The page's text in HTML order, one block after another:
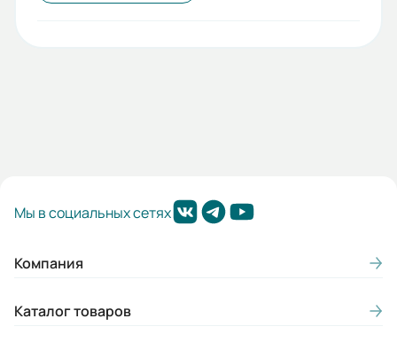
Мы в социальных сетях
Компания
Каталог товаров